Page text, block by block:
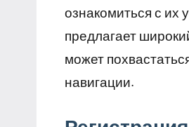
ознакомиться с
предлагает
может
навигации.